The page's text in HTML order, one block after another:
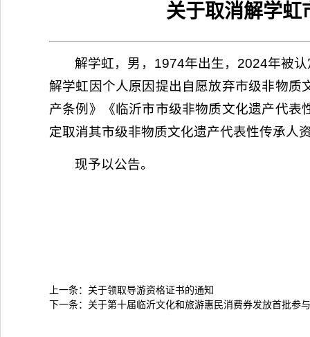
关于取消解学虹
解学虹，男，1974年出生，2024年被
解学虹因个人原因提出自愿放弃市级非物
产条例》《临沂市市级非物质文化遗产代
定取消其市级非物质文化遗产代表性传承人
现予以公告。
上一条： 关于领取导游资格证书的通知
下一条： 关于第十届临沂文化和旅游惠民消费券发放首批参